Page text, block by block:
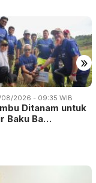
»
2026 - 09:35 WIB
Ditanam untuk
Baku Ba…